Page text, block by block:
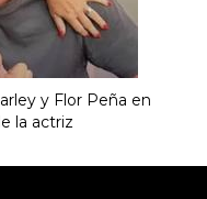
y Flor Peña en
la actriz